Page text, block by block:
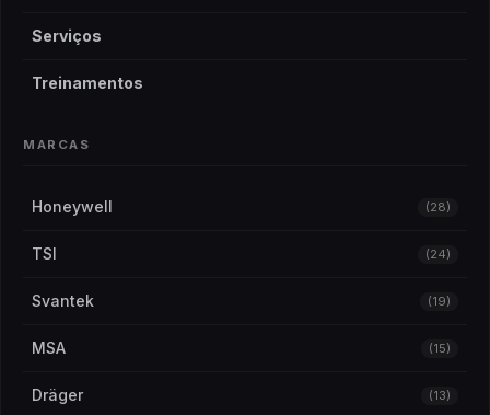
Etilômetro
Serviços
Treinamentos
MARCAS
Honeywell (28)
TSI (24)
Svantek (19)
MSA (15)
Dräger (13)